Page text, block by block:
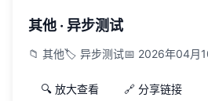
其他 · 异步测试
📁 其他🏷️ 异步测试📅 2026年04月
🔍 放大查看 🔗 分享链接